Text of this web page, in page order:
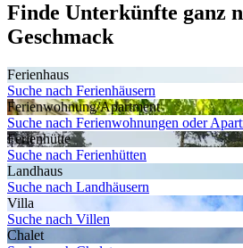
Finde Unterkünfte ganz
Geschmack
Ferienhaus
Suche nach Ferienhäusern
Ferienwohnung/Apartment
Suche nach Ferienwohnungen oder
Ferienhütte
Suche nach Ferienhütten
Landhaus
Suche nach Landhäusern
Villa
Suche nach Villen
Chalet